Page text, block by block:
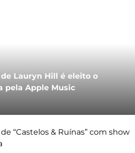
Lauryn Hill é eleito o
pela Apple Music